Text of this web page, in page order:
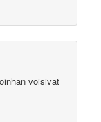
voisivat